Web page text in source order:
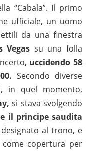
“Cabala”. Il primo
ufficiale, un uomo
da una finestra
Vegas su una folla
uccidendo 58
Secondo diverse
in quel momento,
si stava svolgendo
il principe saudita
al trono, e
come copertura per